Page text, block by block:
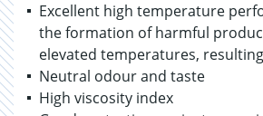
Excellent high temperature
the formation of harmful
elevated temperatures,
Neutral odour and taste
High viscosity index